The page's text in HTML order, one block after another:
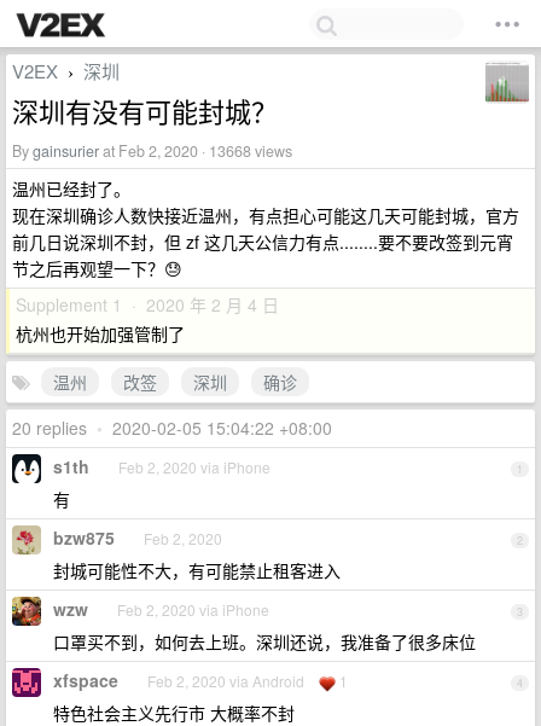
V2EX › 深圳
深圳有没有可能封城？
Bygainsurierat Feb 2, 2020 · 13668 views
温州已经封了。
现在深圳确诊人数快接近温州，有点担心可能这几天可能封城，官方
前几日说深圳不封，但 zf 这几天公信力有点........要不要改签到元宵
节之后再观望一下？😓
Supplement 1 · 2020 年 2 月 4 日
杭州也开始加强管制了
温州
改签 深圳
确诊
20 replies • 2020-02-05 15:04:22 +08:00
1
s1th Feb 2, 2020 via iPhone
有
2
bzw875 Feb 2, 2020
封城可能性不大，有可能禁止租客进入
3
wzw Feb 2, 2020 via iPhone
口罩买不到，如何去上班。深圳还说，我准备了很多床位
4
xfspace Feb 2, 2020 via Android 1
特色社会主义先行市 大概率不封